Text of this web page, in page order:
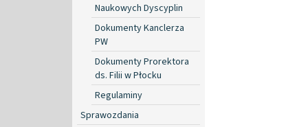
Naukowych Dyscyplin
Dokumenty Kanclerza
PW
Dokumenty Prorektora
ds. Filii w Płocku
Regulaminy
Sprawozdania